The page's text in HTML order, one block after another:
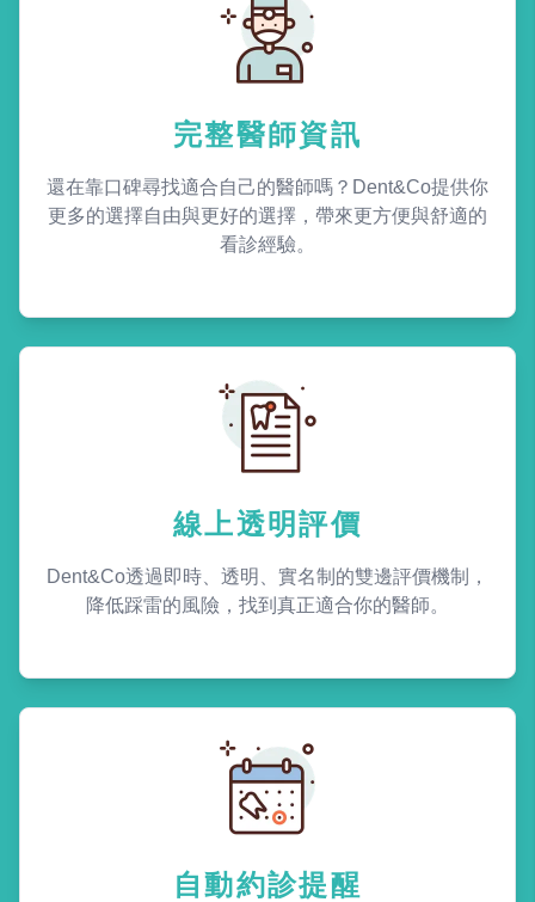
完整醫師資訊
還在靠口碑尋找適合自己的醫師嗎？Dent&Co提供你
更多的選擇自由與更好的選擇，帶來更方便與舒適的
看診經驗。
線上透明評價
Dent&Co透過即時、透明、實名制的雙邊評價機制，
降低踩雷的風險，找到真正適合你的醫師。
自動約診提醒